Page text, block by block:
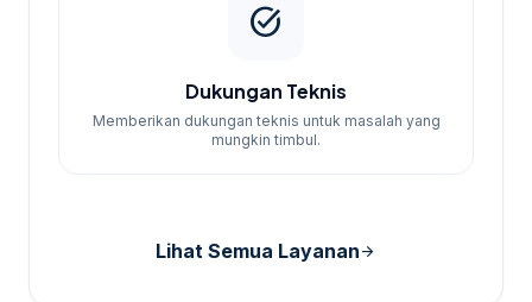
task_alt
Dukungan Teknis
Memberikan dukungan teknis untuk masalah yang
mungkin timbul.
Lihat Semua Layananarrow_forward